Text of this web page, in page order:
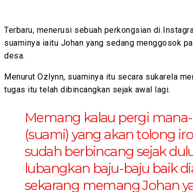
Terbaru, menerusi sebuah perkongsian di
suaminya iaitu Johan yang sedang menggosok
desa.
Menurut Ozlynn, suaminya itu secara sukarela
tugas itu telah dibincangkan sejak awal lagi.
Memang kalau pergi
(suami) yang akan tolong
sudah berbincang sejak
lubangkan baju-baju baik
sekarang memang Johan